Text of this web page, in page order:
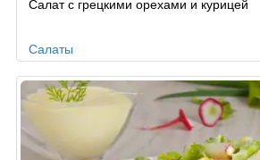
Салаты